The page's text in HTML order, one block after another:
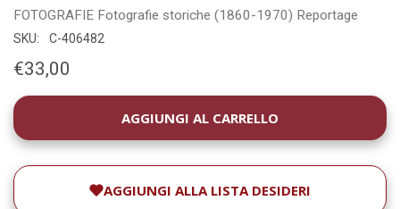
FOTOGRAFIE Fotografie storiche (1860-1970) Reportage
SKU: C-406482
€33,00
DISPONIBILITÀ
ATTUALE:
AGGIUNGI ALLA LISTA DESIDERI